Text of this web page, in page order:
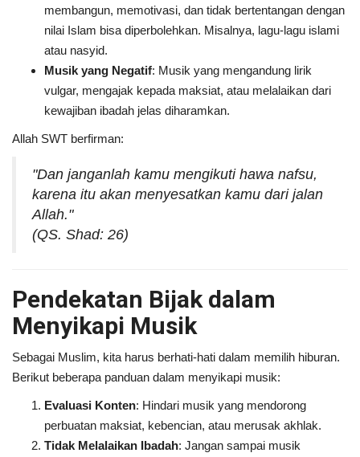
membangun, memotivasi, dan tidak bertentangan dengan
nilai Islam bisa diperbolehkan. Misalnya, lagu-lagu islami
atau nasyid.
Musik yang Negatif: Musik yang mengandung lirik
vulgar, mengajak kepada maksiat, atau melalaikan dari
kewajiban ibadah jelas diharamkan.
Allah SWT berfirman:
"Dan janganlah kamu mengikuti hawa nafsu,
karena itu akan menyesatkan kamu dari jalan
Allah."
(QS. Shad: 26)
Pendekatan Bijak dalam
Menyikapi Musik
Sebagai Muslim, kita harus berhati-hati dalam memilih hiburan.
Berikut beberapa panduan dalam menyikapi musik:
Evaluasi Konten: Hindari musik yang mendorong
perbuatan maksiat, kebencian, atau merusak akhlak.
Tidak Melalaikan Ibadah: Jangan sampai musik